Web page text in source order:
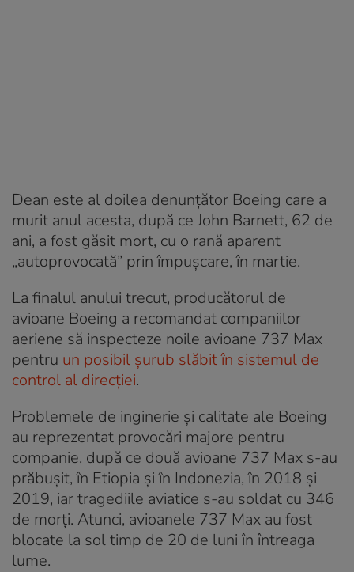
Dean este al doilea denunțător Boeing care a
murit anul acesta, după ce John Barnett, 62 de
ani, a fost găsit mort, cu o rană aparent
„autoprovocată” prin împușcare, în martie.
La finalul anului trecut, producătorul de
avioane Boeing a recomandat companiilor
aeriene să inspecteze noile avioane 737 Max
pentru un posibil şurub slăbit în sistemul de
control al direcției.
Problemele de inginerie și calitate ale Boeing
au reprezentat provocări majore pentru
companie, după ce două avioane 737 Max s-au
prăbușit, în Etiopia și în Indonezia, în 2018 și
2019, iar tragediile aviatice s-au soldat cu 346
de morți. Atunci, avioanele 737 Max au fost
blocate la sol timp de 20 de luni în întreaga
lume.